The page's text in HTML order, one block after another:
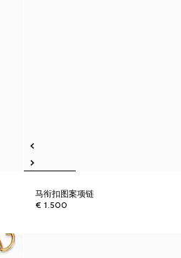
马衔扣图案项链
€ 1.500